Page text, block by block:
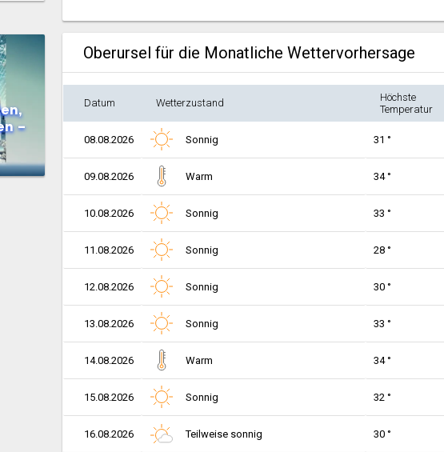
–
Oberursel für die Monatliche Wettervorhersage
Datum Wetterzustand
Höchste
Temperatur
08.08.2026 Sonnig 31 °
09.08.2026 Warm 34 °
10.08.2026 Sonnig 33 °
11.08.2026 Sonnig 28 °
12.08.2026 Sonnig 30 °
13.08.2026 Sonnig 33 °
14.08.2026 Warm 34 °
15.08.2026 Sonnig 32 °
16.08.2026 Teilweise sonnig 30 °